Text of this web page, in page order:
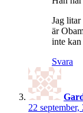
Jag
är
inte kan
Svara
22